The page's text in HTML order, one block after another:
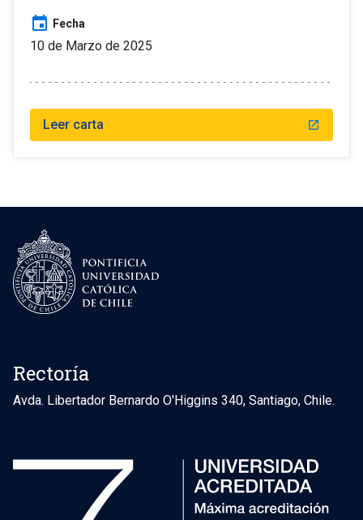
event Fecha
10 de Marzo de 2025
Leer carta launch
Rectoría
Avda. Libertador Bernardo O'Higgins 340, Santiago, Chile.